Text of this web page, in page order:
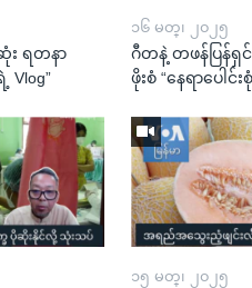
း ရတနာ
Vlog”
၁၆ မတ္၊ ၂၀၂၅
ဂီတနဲ့ တဖန်ပြန်
ဖိုးစံ “နေရာပေါင်
၁၅ မတ္၊ ၂၀၂၅